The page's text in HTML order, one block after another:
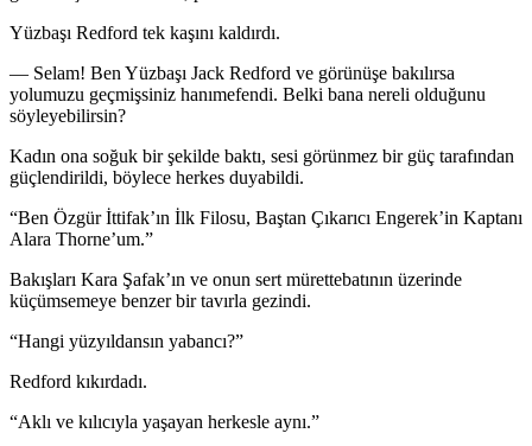
Yüzbaşı Redford tek kaşını kaldırdı.
— Selam! Ben Yüzbaşı Jack Redford ve görünüşe bakılırsa
yolumuzu geçmişsiniz hanımefendi. Belki bana nereli olduğunu
söyleyebilirsin?
Kadın ona soğuk bir şekilde baktı, sesi görünmez bir güç tarafından
güçlendirildi, böylece herkes duyabildi.
“Ben Özgür İttifak’ın İlk Filosu, Baştan Çıkarıcı Engerek’in Kaptanı
Alara Thorne’um.”
Bakışları Kara Şafak’ın ve onun sert mürettebatının üzerinde
küçümsemeye benzer bir tavırla gezindi.
“Hangi yüzyıldansın yabancı?”
Redford kıkırdadı.
“Aklı ve kılıcıyla yaşayan herkesle aynı.”